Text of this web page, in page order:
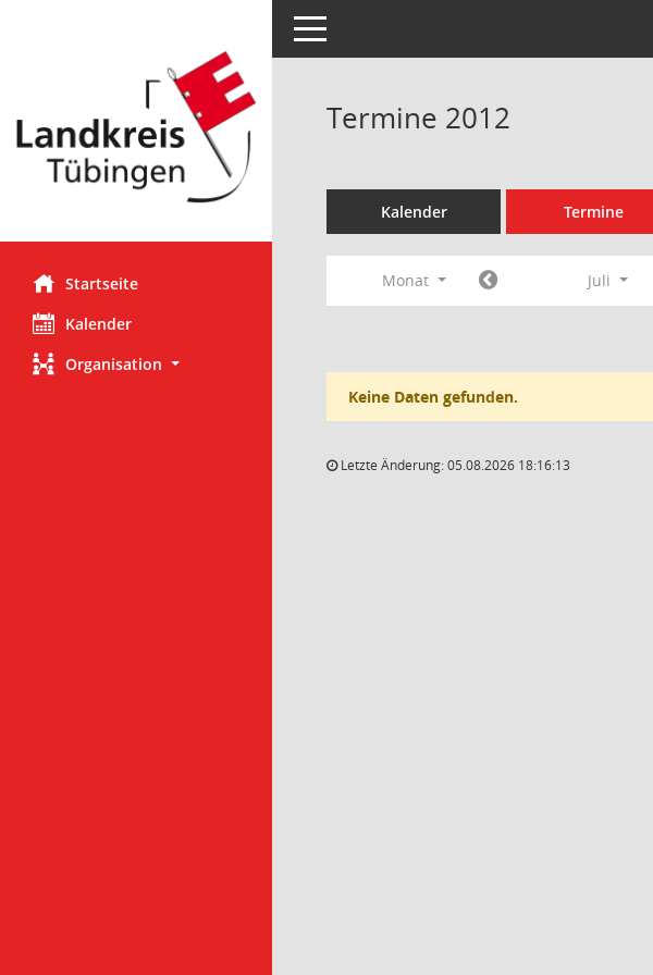
Startseite
Kalender
Organisation
Toggle navigation
Termine 2012
Kalender Termine
Monat Juli
Keine Daten gefunden.
Letzte Änderung: 05.08.2026 18:16:13